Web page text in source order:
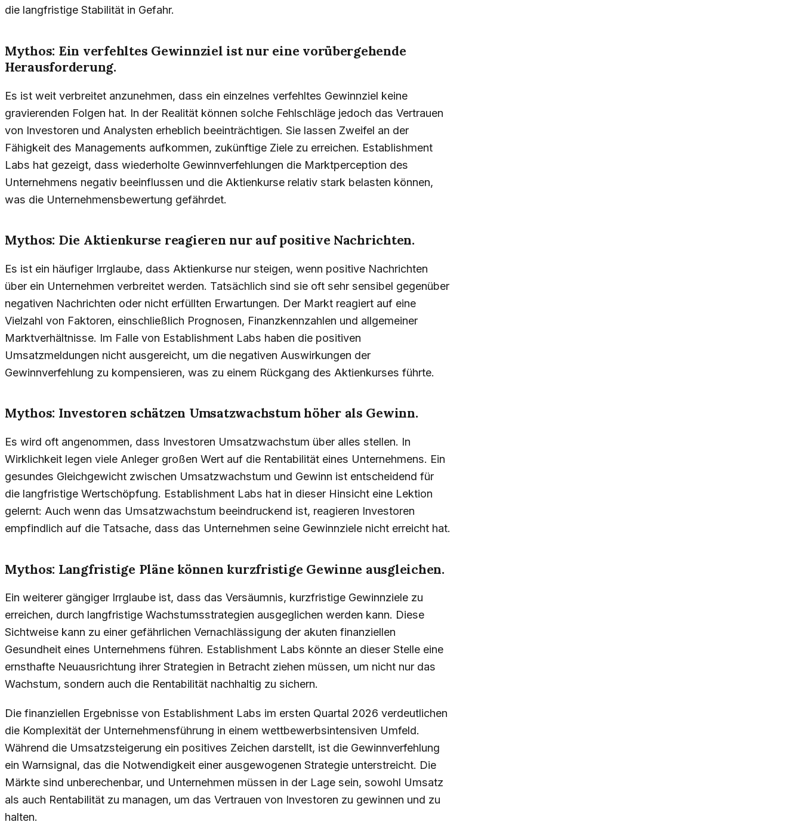
die langfristige Stabilität in Gefahr.
Mythos: Ein verfehltes Gewinnziel ist nur eine vorübergehende
Herausforderung.
Es ist weit verbreitet anzunehmen, dass ein einzelnes verfehltes Gewinnziel keine
gravierenden Folgen hat. In der Realität können solche Fehlschläge jedoch das Vertrauen
von Investoren und Analysten erheblich beeinträchtigen. Sie lassen Zweifel an der
Fähigkeit des Managements aufkommen, zukünftige Ziele zu erreichen. Establishment
Labs hat gezeigt, dass wiederholte Gewinnverfehlungen die Marktperception des
Unternehmens negativ beeinflussen und die Aktienkurse relativ stark belasten können,
was die Unternehmensbewertung gefährdet.
Mythos: Die Aktienkurse reagieren nur auf positive Nachrichten.
Es ist ein häufiger Irrglaube, dass Aktienkurse nur steigen, wenn positive Nachrichten
über ein Unternehmen verbreitet werden. Tatsächlich sind sie oft sehr sensibel gegenüber
negativen Nachrichten oder nicht erfüllten Erwartungen. Der Markt reagiert auf eine
Vielzahl von Faktoren, einschließlich Prognosen, Finanzkennzahlen und allgemeiner
Marktverhältnisse. Im Falle von Establishment Labs haben die positiven
Umsatzmeldungen nicht ausgereicht, um die negativen Auswirkungen der
Gewinnverfehlung zu kompensieren, was zu einem Rückgang des Aktienkurses führte.
Mythos: Investoren schätzen Umsatzwachstum höher als Gewinn.
Es wird oft angenommen, dass Investoren Umsatzwachstum über alles stellen. In
Wirklichkeit legen viele Anleger großen Wert auf die Rentabilität eines Unternehmens. Ein
gesundes Gleichgewicht zwischen Umsatzwachstum und Gewinn ist entscheidend für
die langfristige Wertschöpfung. Establishment Labs hat in dieser Hinsicht eine Lektion
gelernt: Auch wenn das Umsatzwachstum beeindruckend ist, reagieren Investoren
empfindlich auf die Tatsache, dass das Unternehmen seine Gewinnziele nicht erreicht hat.
Mythos: Langfristige Pläne können kurzfristige Gewinne ausgleichen.
Ein weiterer gängiger Irrglaube ist, dass das Versäumnis, kurzfristige Gewinnziele zu
erreichen, durch langfristige Wachstumsstrategien ausgeglichen werden kann. Diese
Sichtweise kann zu einer gefährlichen Vernachlässigung der akuten finanziellen
Gesundheit eines Unternehmens führen. Establishment Labs könnte an dieser Stelle eine
ernsthafte Neuausrichtung ihrer Strategien in Betracht ziehen müssen, um nicht nur das
Wachstum, sondern auch die Rentabilität nachhaltig zu sichern.
Die finanziellen Ergebnisse von Establishment Labs im ersten Quartal 2026 verdeutlichen
die Komplexität der Unternehmensführung in einem wettbewerbsintensiven Umfeld.
Während die Umsatzsteigerung ein positives Zeichen darstellt, ist die Gewinnverfehlung
ein Warnsignal, das die Notwendigkeit einer ausgewogenen Strategie unterstreicht. Die
Märkte sind unberechenbar, und Unternehmen müssen in der Lage sein, sowohl Umsatz
als auch Rentabilität zu managen, um das Vertrauen von Investoren zu gewinnen und zu
halten.